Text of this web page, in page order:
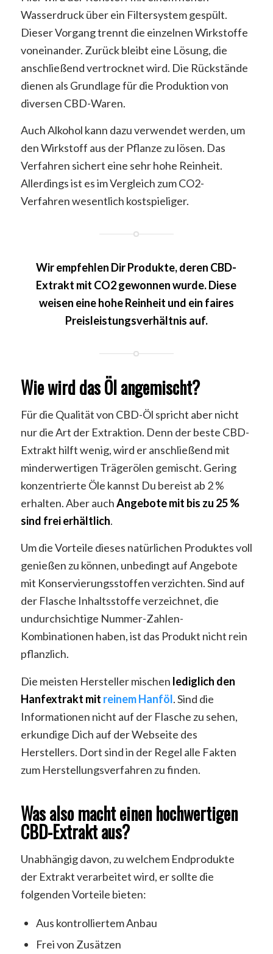
Wasserdruck über ein Filtersystem gespült.
Dieser Vorgang trennt die einzelnen Wirkstoffe
voneinander. Zurück bleibt eine Lösung, die
anschließend vertrocknet wird. Die Rückstände
dienen als Grundlage für die Produktion von
diversen CBD-Waren.
Auch Alkohol kann dazu verwendet werden, um
den Wirkstoff aus der Pflanze zu lösen. Das
Verfahren sichert eine sehr hohe Reinheit.
Allerdings ist es im Vergleich zum CO2-
Verfahren wesentlich kostspieliger.
Wir empfehlen Dir Produkte, deren CBD-
Extrakt mit CO2 gewonnen wurde. Diese
weisen eine hohe Reinheit und ein faires
Preisleistungsverhältnis auf.
Wie wird das Öl angemischt?
Für die Qualität von CBD-Öl spricht aber nicht
nur die Art der Extraktion. Denn der beste CBD-
Extrakt hilft wenig, wird er anschließend mit
minderwertigen Trägerölen gemischt. Gering
konzentrierte Öle kannst Du bereist ab 2 %
erhalten. Aber auchAngebote mit bis zu 25 %
sind frei erhältlich.
Um die Vorteile dieses natürlichen Produktes voll
genießen zu können, unbedingt auf Angebote
mit Konservierungsstoffen verzichten. Sind auf
der Flasche Inhaltsstoffe verzeichnet, die
undurchsichtige Nummer-Zahlen-
Kombinationen haben, ist das Produkt nicht rein
pflanzlich.
Die meisten Hersteller mischen lediglich den
Hanfextrakt mit reinem Hanföl. Sind die
Informationen nicht auf der Flasche zu sehen,
erkundige Dich auf der Webseite des
Herstellers. Dort sind in der Regel alle Fakten
zum Herstellungsverfahren zu finden.
Was also macht einen hochwertigen
CBD-Extrakt aus?
Unabhängig davon, zu welchem Endprodukte
der Extrakt verarbeitet wird, er sollte die
folgenden Vorteile bieten:
Aus kontrolliertem Anbau
Frei von Zusätzen